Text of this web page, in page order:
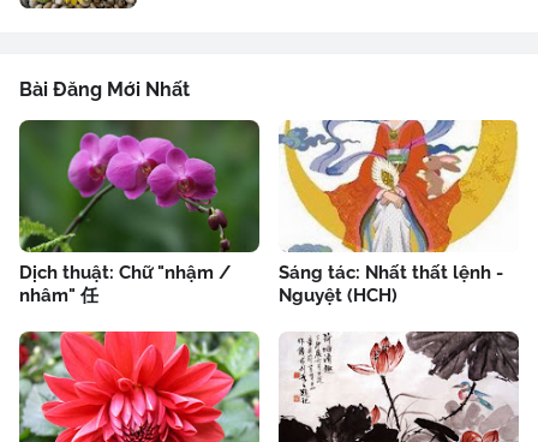
Bài Đăng Mới Nhất
Dịch thuật: Chữ "nhậm /
nhâm" 任
Sáng tác: Nhất thất lệnh -
Nguyệt (HCH)